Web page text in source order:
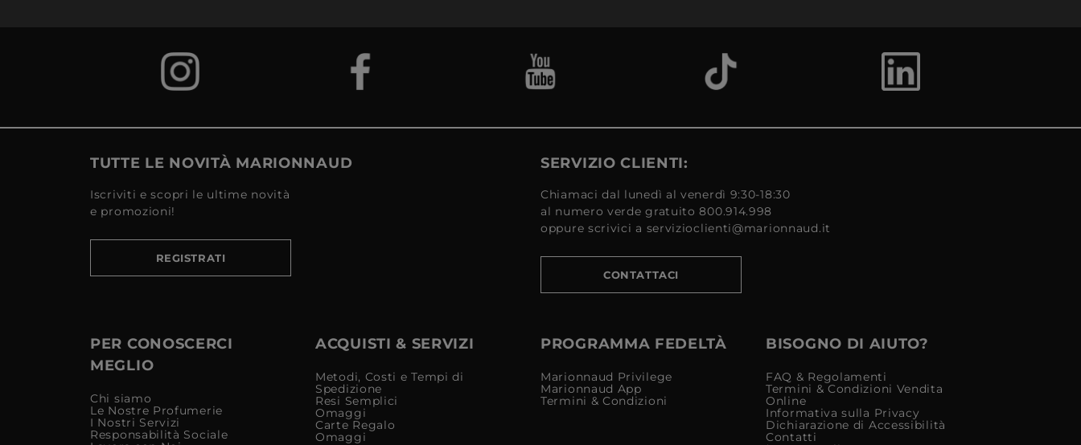
TUTTE LE NOVITÀ MARIONNAUD
Iscriviti e scopri le ultime novità
e promozioni!
REGISTRATI
SERVIZIO CLIENTI:
Chiamaci dal lunedì al venerdì 9:30-18:30
al numero verde gratuito 800.914.998
oppure scrivici a servizioclienti@marionnaud.it
CONTATTACI
PER CONOSCERCI
MEGLIO
Chi siamo
Le Nostre Profumerie
I Nostri Servizi
Responsabilità Sociale
ACQUISTI & SERVIZI
Metodi, Costi e Tempi di
Spedizione
Resi Semplici
Omaggi
Carte Regalo
Omaggi
PROGRAMMA FEDELTÀ
Marionnaud Privilege
Marionnaud App
Termini & Condizioni
BISOGNO DI AIUTO?
FAQ & Regolamenti
Termini & Condizioni Vendita
Online
Informativa sulla Privacy
Dichiarazione di Accessibilità
Contatti